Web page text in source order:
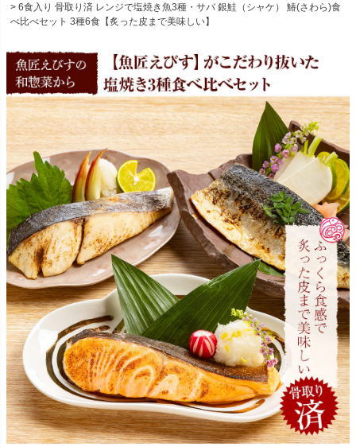
6食入り 骨取り済 レンジで塩焼き魚3種・サバ 銀鮭（シャケ） 鰆(さわら)食
べ比べセット 3種6食【炙った皮まで美味しい】